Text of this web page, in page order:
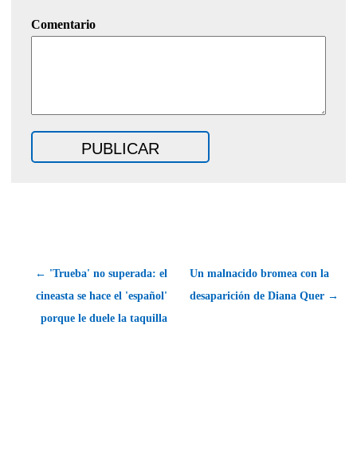
Comentario
← 'Trueba' no superada: el
cineasta se hace el 'español'
porque le duele la taquilla
Un malnacido bromea con la
desaparición de Diana Quer →